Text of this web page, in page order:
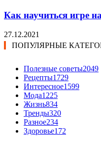
Как научиться игре
27.12.2021
ПОПУЛЯРНЫЕ
Полезные советы2049
Рецепты1729
Интересное1599
Мода1225
Жизнь834
Тренды320
Разное234
Здоровье172